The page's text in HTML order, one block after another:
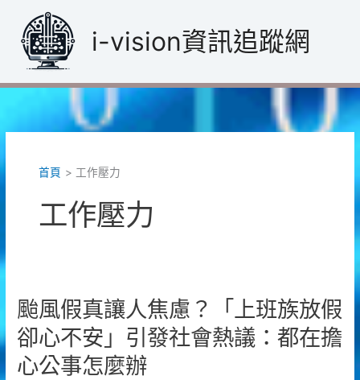
內
i-vision資訊追蹤網
首頁 工作壓力
工作壓力
颱風假真讓人焦慮？「上班族放假
卻心不安」引發社會熱議：都在擔
心公事怎麼辦